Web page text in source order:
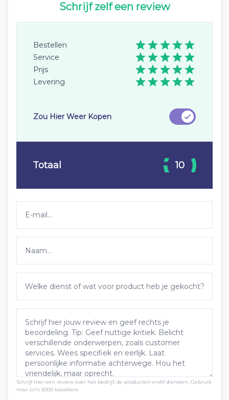
Schrijf zelf een review
Schrijf hier een review over het bedrijf, de producten en/of diensten. Gebruik
max zo’n 5000 karakters
Bestellen
Service
Prijs
Levering
Zou Hier Weer Kopen
Totaal 10